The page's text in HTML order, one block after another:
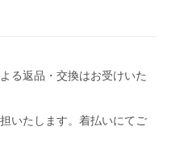
る返品・交換はお受けいた
いたします。着払いにてご